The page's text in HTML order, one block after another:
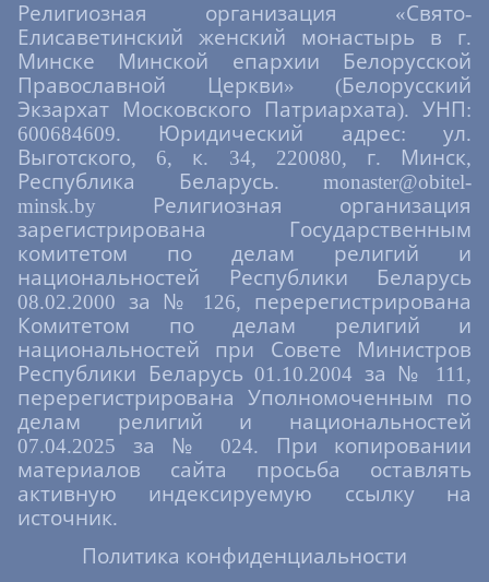
Религиозная организация «Свято-
Елисаветинский женский монастырь в г.
Минске Минской епархии Белорусской
Православной Церкви» (Белорусский
Экзархат Московского Патриархата). УНП:
600684609. Юридический адрес: ул.
Выготского, 6, к. 34, 220080, г. Минск,
Республика Беларусь. monaster@obitel-
minsk.by Религиозная организация
зарегистрирована Государственным
комитетом по делам религий и
национальностей Республики Беларусь
08.02.2000 за № 126, перерегистрирована
Комитетом по делам религий и
национальностей при Совете Министров
Республики Беларусь 01.10.2004 за № 111,
перерегистрирована Уполномоченным по
делам религий и национальностей
07.04.2025 за № 024. При копировании
материалов сайта просьба оставлять
активную индексируемую ссылку на
источник.
Политика конфиденциальности